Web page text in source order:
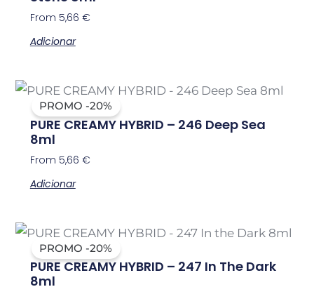
From 5,66 €
Adicionar
PROMO -20%
PURE CREAMY HYBRID – 246 Deep Sea
8ml
From 5,66 €
Adicionar
PROMO -20%
PURE CREAMY HYBRID – 247 In The Dark
8ml